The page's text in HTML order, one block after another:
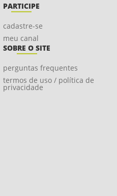
PARTICIPE
cadastre-se
meu canal
SOBRE O SITE
perguntas frequentes
termos de uso / política de
privacidade